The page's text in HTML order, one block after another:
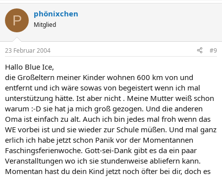
P phönixchen
Mitglied
23 Februar 2004 #9
Hallo Blue Ice,
die Großeltern meiner Kinder wohnen 600 km von und
entfernt und ich wäre sowas von begeistert wenn ich mal
unterstützung hätte. Ist aber nicht . Meine Mutter weiß schon
warum :-D sie hat ja mich groß gezogen. Und die anderen
Oma ist einfach zu alt. Auch ich bin jedes mal froh wenn das
WE vorbei ist und sie wieder zur Schule müßen. Und mal ganz
erlich ich habe jetzt schon Panik vor der Momentannen
Faschingsferienwoche. Gott-sei-Dank gibt es da ein paar
Veranstalltungen wo ich sie stundenweise abliefern kann.
Momentan hast du dein Kind jetzt noch öfter bei dir, doch es